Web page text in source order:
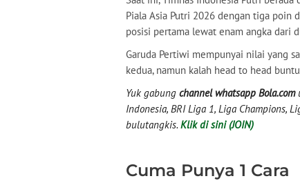
Piala Asia Putri 2026 dengan tiga poin
posisi pertama lewat enam angka dari
Garuda Pertiwi mempunyai nilai yang
kedua, namun kalah head to head
Yuk gabung channel whatsapp Bola.com
Indonesia, BRI Liga 1, Liga Champions,
bulutangkis. Klik di sini (JOIN)
Cuma Punya 1 Cara